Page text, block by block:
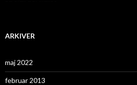
ARKIVER
maj 2022
februar 2013